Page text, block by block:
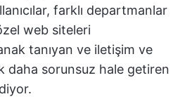
farklı departmanlar
web siteleri
tanıyan ve iletişim ve
daha sorunsuz hale getiren